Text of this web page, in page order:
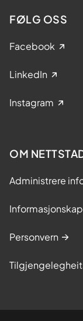
FØLG OSS
Facebook
LinkedIn
Instagram
OM
Administrere
Personvern